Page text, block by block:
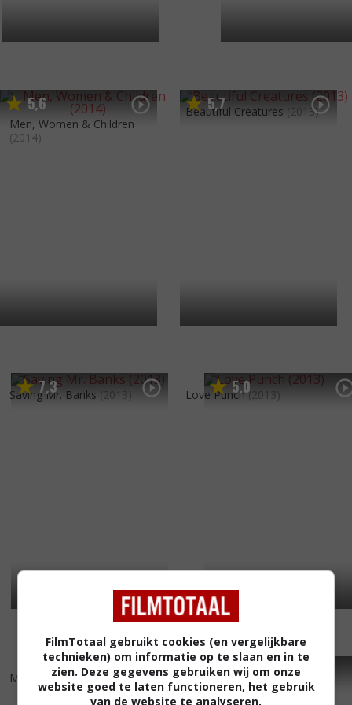
5,6
Men, Women & Children
(2014)
5,7
Beautiful Creatures (2013)
7,3
Saving Mr. Banks (2013) 5,0
Love Punch (2013)
6,3
Men in Black 3 (2012) 6,9
Brave (2012)
FilmTotaal gebruikt cookies (en vergelijkbare
technieken) om informatie op te slaan en in te
zien. Deze gegevens gebruiken wij om onze
website goed te laten functioneren, het gebruik
van de website te analyseren,